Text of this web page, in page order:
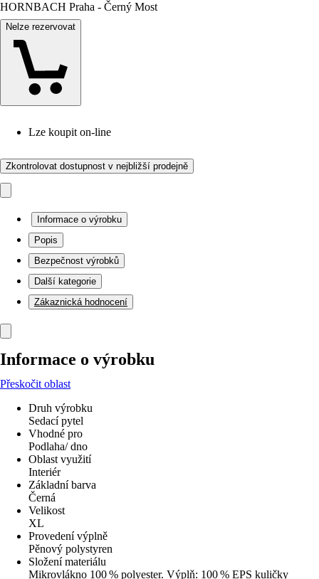
HORNBACH Praha - Černý Most
Nelze rezervovat
Lze koupit on-line
Zkontrolovat dostupnost v nejbližší prodejně
Informace o výrobku
Popis
Bezpečnost výrobků
Další kategorie
Zákaznická hodnocení
Informace o výrobku
Přeskočit oblast
Druh výrobku
Sedací pytel
Vhodné pro
Podlaha/ dno
Oblast využití
Interiér
Základní barva
Černá
Velikost
XL
Provedení výplně
Pěnový polystyren
Složení materiálu
Mikrovlákno 100 % polyester. Výplň: 100 % EPS kuličky